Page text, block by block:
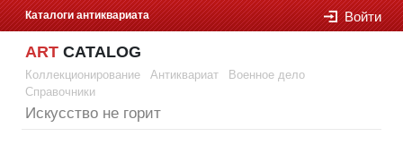
Войти
Каталоги антиквариата
ART CATALOG
Коллекционирование Антиквариат
Военное дело
Справочники
Искусство не горит